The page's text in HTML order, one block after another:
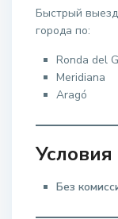
Быстрый
города по:
Ronda del
Meridiana
Aragó
Условия
Без